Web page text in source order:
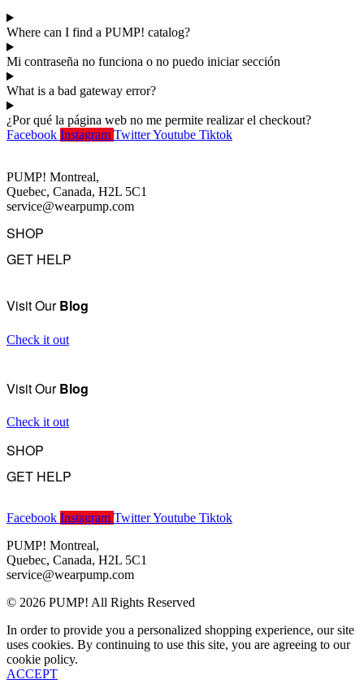
Where can I find a PUMP! catalog?
Mi contraseña no funciona o no puedo iniciar sección
What is a bad gateway error?
¿Por qué la página web no me permite realizar el checkout?
Facebook Instagram TwitterYoutube Tiktok
PUMP! Montreal,
Quebec, Canada, H2L 5C1
service@wearpump.com
SHOP
Underwear
Clearance
GET HELP
Access Account
About Us
Privacy Policy
Become a Wholesaler
Visit OurBlog
Check it out
Visit OurBlog
Check it out
SHOP
Underwear
Tank Tops
View All
GET HELP
Access Account
Contact Us
About Us
Order Status
Privacy Policy
Returns
Become a Wholesaler
Facebook Instagram TwitterYoutube Tiktok
PUMP! Montreal,
Quebec, Canada, H2L 5C1
service@wearpump.com
© 2026 PUMP! All Rights Reserved
In order to provide you a personalized shopping experience, our site
uses cookies. By continuing to use this site, you are agreeing to our
cookie policy.
ACCEPT